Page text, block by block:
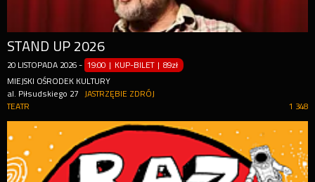
STAND UP 2026
20 LISTOPADA 2026 - 19:00 | KUP-BILET |89zł
MIEJSKI OŚRODEK KULTURY
al. Piłsudskiego 27
JASTRZĘBIE ZDRÓJ
1 348
TEATR